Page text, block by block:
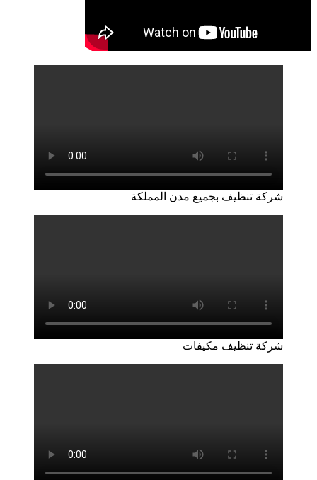
شركة تنظيف بجميع مدن المملكة
شركة تنظيف مكيفات